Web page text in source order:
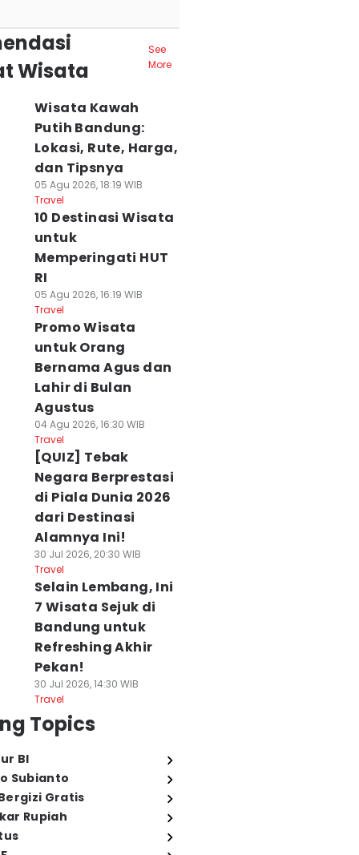
Wisata
See
More
Wisata Kawah
Putih Bandung:
Lokasi, Rute, Harga,
dan Tipsnya
05 Agu 2026, 18:19 WIB
Travel
10 Destinasi Wisata
untuk
Memperingati HUT
RI
05 Agu 2026, 16:19 WIB
Travel
Promo Wisata
untuk Orang
Bernama Agus dan
Lahir di Bulan
Agustus
04 Agu 2026, 16:30 WIB
Travel
[QUIZ] Tebak
Negara Berprestasi
di Piala Dunia 2026
dari Destinasi
Alamnya Ini!
30 Jul 2026, 20:30 WIB
Travel
Selain Lembang, Ini
7 Wisata Sejuk di
Bandung untuk
Refreshing Akhir
Pekan!
30 Jul 2026, 14:30 WIB
Travel
Topics
BI
Subianto
Gratis
Rupiah